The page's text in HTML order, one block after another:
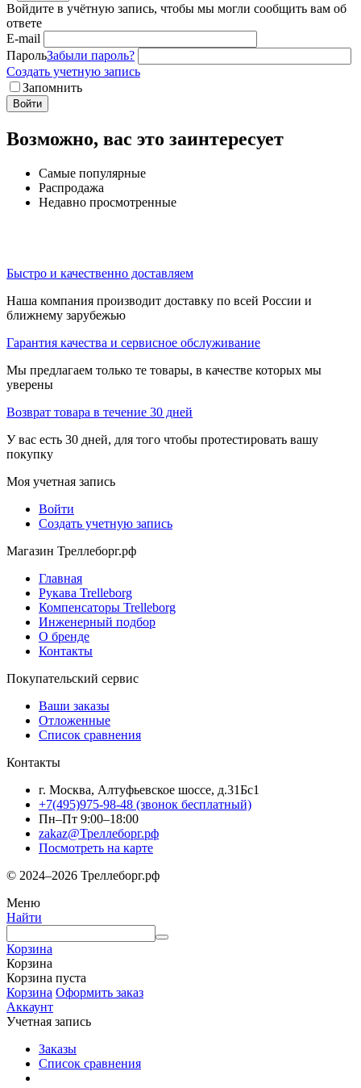
Войдите в учётную запись, чтобы мы могли сообщить вам об
ответе
E-mail
ПарольЗабыли пароль?
Создать учетную запись
Запомнить
Войти
Возможно, вас это заинтересует
Самые популярные
Распродажа
Недавно просмотренные
Быстро и качественно доставляем
Наша компания производит доставку по всей России и
ближнему зарубежью
Гарантия качества и сервисное обслуживание
Мы предлагаем только те товары, в качестве которых мы
уверены
Возврат товара в течение 30 дней
У вас есть 30 дней, для того чтобы протестировать вашу
покупку
Моя учетная запись
Войти
Создать учетную запись
Магазин Треллеборг.рф
Главная
Рукава Trelleborg
Компенсаторы Trelleborg
Инженерный подбор
О бренде
Контакты
Покупательский сервис
Ваши заказы
Отложенные
Список сравнения
Контакты
г. Москва, Алтуфьевское шоссе, д.31Бс1
+7(495)975-98-48 (звонок бесплатный)
Пн–Пт 9:00–18:00
zakaz@Треллеборг.рф
Посмотреть на карте
© 2024–2026 Треллеборг.рф
Меню
Найти
Корзина
Корзина
Корзина пуста
Корзина Оформить заказ
Аккаунт
Учетная запись
Заказы
Список сравнения